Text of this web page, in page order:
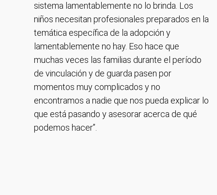
sistema lamentablemente no lo brinda. Los
niños necesitan profesionales preparados en la
temática específica de la adopción y
lamentablemente no hay. Eso hace que
muchas veces las familias durante el período
de vinculación y de guarda pasen por
momentos muy complicados y no
encontramos a nadie que nos pueda explicar lo
que está pasando y asesorar acerca de qué
podemos hacer”.